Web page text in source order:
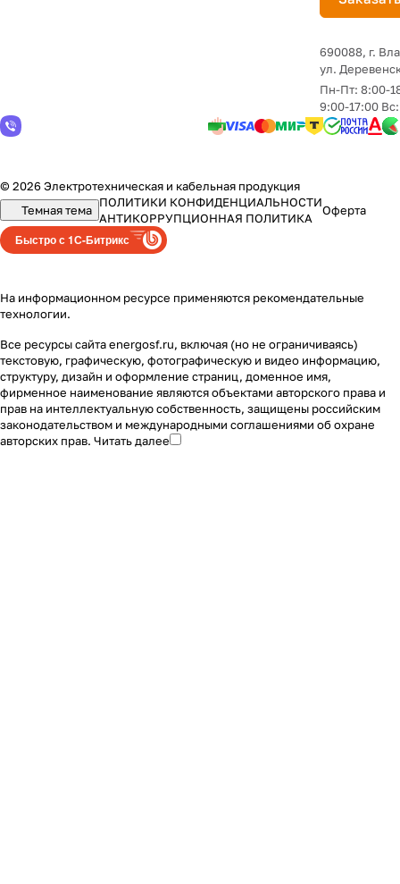
690088, г.
yл.
Пн-Пт: 8:00-
9:00-17:00
© 2026 Электротехническая и кабельная продукция
Темная тема
ПОЛИТИКИ КОНФИДЕНЦИАЛЬНОСТИ
АНТИКОРРУПЦИОННАЯ ПОЛИТИКА
Оферта
Быстро с 1С-Битрикс
На информационном ресурсе применяются рекомендательные
технологии.
Все ресурсы сайта energosf.ru, включая (но не ограничиваясь)
текстовую, графическую, фотографическую и видео информацию,
структуру, дизайн и оформление страниц, доменное имя,
фирменное наименование являются объектами авторского права и
прав на интеллектуальную собственность, защищены российским
законодательством и международными соглашениями об охране
авторских прав. Читать далее